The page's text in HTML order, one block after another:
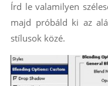
Írd le valamilyen
majd próbáld ki az
stílusok közé.